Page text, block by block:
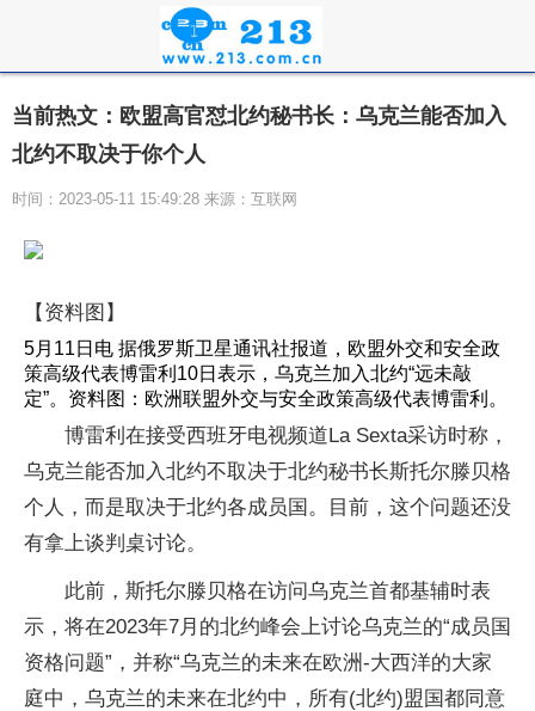
当前热文：欧盟高官怼北约秘书长：乌克兰能否加入
北约不取决于你个人
时间：2023-05-11 15:49:28 来源：互联网
【资料图】
5月11日电 据俄罗斯卫星通讯社报道，欧盟外交和安全政
策高级代表博雷利10日表示，乌克兰加入北约“远未敲
定”。资料图：欧洲联盟外交与安全政策高级代表博雷利。
博雷利在接受西班牙电视频道La Sexta采访时称，
乌克兰能否加入北约不取决于北约秘书长斯托尔滕贝格
个人，而是取决于北约各成员国。目前，这个问题还没
有拿上谈判桌讨论。
此前，斯托尔滕贝格在访问乌克兰首都基辅时表
示，将在2023年7月的北约峰会上讨论乌克兰的“成员国
资格问题”，并称“乌克兰的未来在欧洲-大西洋的大家
庭中，乌克兰的未来在北约中，所有(北约)盟国都同意